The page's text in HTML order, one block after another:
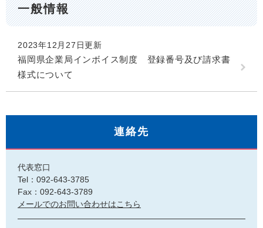
一般情報
2023年12月27日更新
福岡県企業局インボイス制度 登録番号及び請求書
様式について
連絡先
代表窓口
Tel：092-643-3785
Fax：092-643-3789
メールでのお問い合わせはこちら